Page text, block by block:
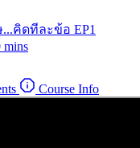
คิดทีละข้อ EP1
mins
Course Info